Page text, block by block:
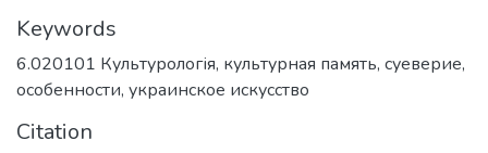
Keywords
6.020101 Культурологія, культурная память, суеверие,
особенности, украинское искусство
Citation